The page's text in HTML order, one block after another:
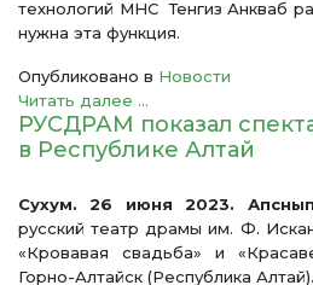
технологий МНС Тенгиз Анкваб
нужна эта функция.
Опубликовано в Новости
Читать далее ...
РУСДРАМ показал
в Республике Алтай
Сухум. 26 июня 2023.
русский театр драмы им. Ф.
«Кровавая свадьба» и
Горно-Алтайск (Республика Алтай).